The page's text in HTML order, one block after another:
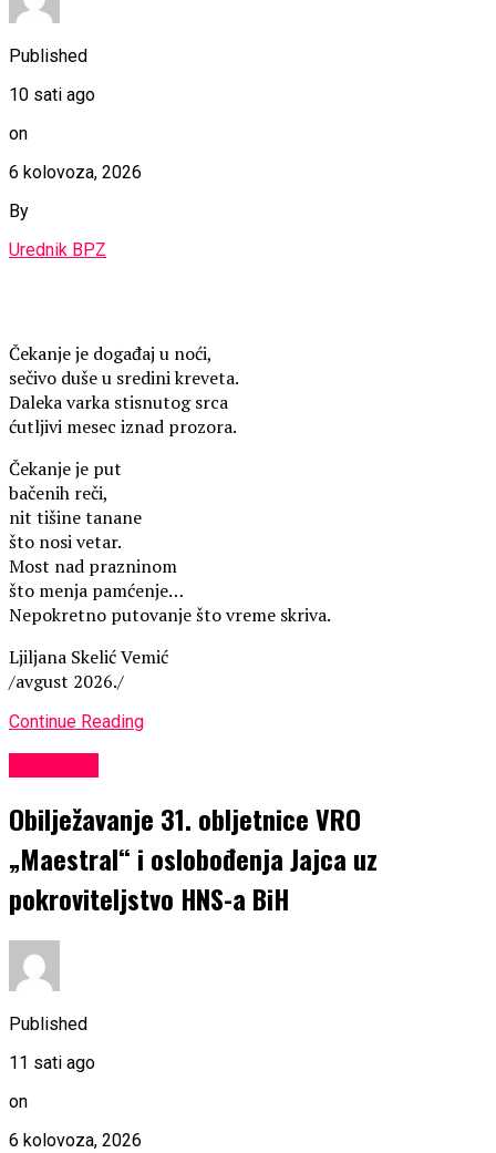
Published
10 sati ago
on
6 kolovoza, 2026
By
Urednik BPZ
Čekanje je događaj u noći,
sečivo duše u sredini kreveta.
Daleka varka stisnutog srca
ćutljivi mesec iznad prozora.
Čekanje je put
bačenih reči,
nit tišine tanane
što nosi vetar.
Most nad prazninom
što menja pamćenje…
Nepokretno putovanje što vreme skriva.
Ljiljana Skelić Vemić
/avgust 2026./
Continue Reading
Obilježavanje 31. obljetnice VRO
„Maestral“ i oslobođenja Jajca uz
pokroviteljstvo HNS-a BiH
Published
11 sati ago
on
6 kolovoza, 2026